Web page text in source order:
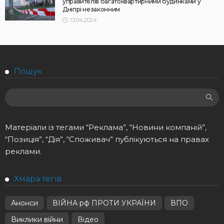
Дніпрі незаконним
13.04.2024
Пошук
Матеріали із тегами “Реклама”, “Новини компаній”,
“Позиція”, “Дія”, “Споживач” публікуються на правах
реклами.
Хмара тегів
Анонси ВІЙНА рф ПРОТИ УКРАЇНИ
ВПО
Виклики війни
Відео